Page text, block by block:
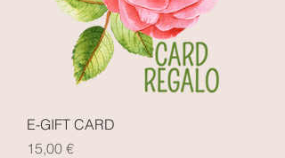
E-GIFT CARD
Prezzo
15,00 €